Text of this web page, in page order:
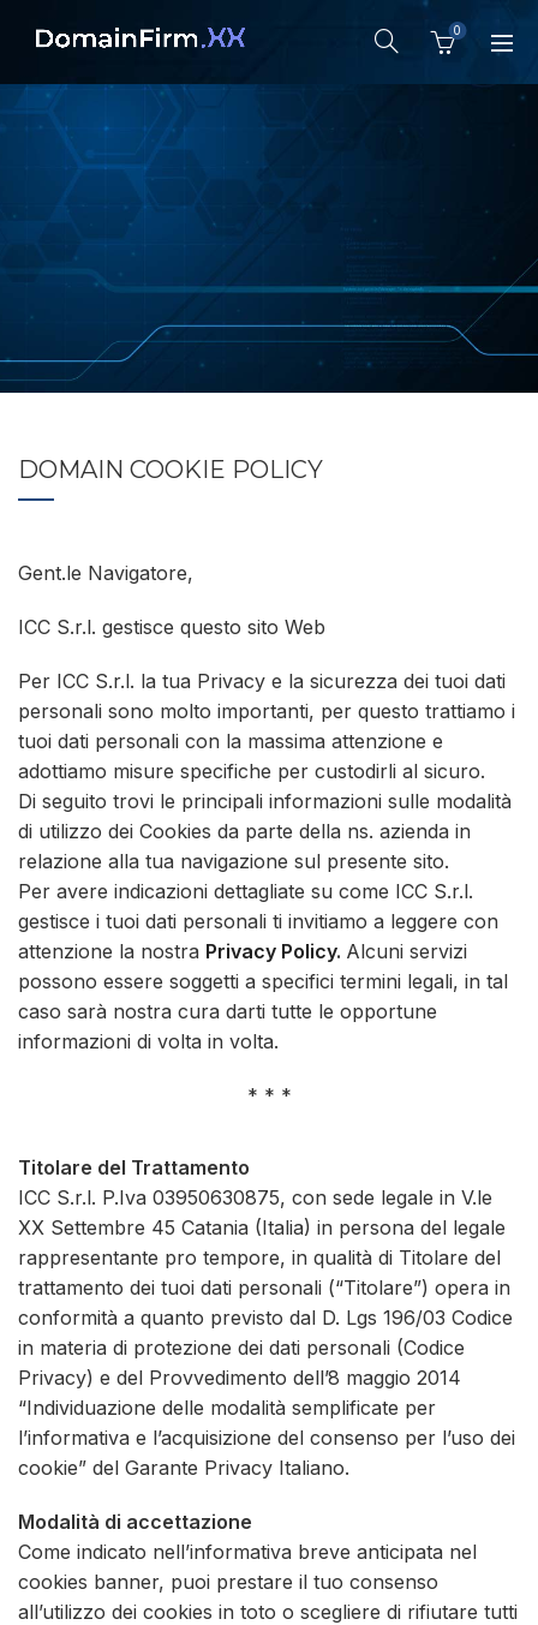
0
DOMAIN COOKIE POLICY
Gent.le Navigatore,
ICC S.r.l. gestisce questo sito Web
Per ICC S.r.l. la tua Privacy e la sicurezza dei tuoi dati
personali sono molto importanti, per questo trattiamo i
tuoi dati personali con la massima attenzione e
adottiamo misure specifiche per custodirli al sicuro.
Di seguito trovi le principali informazioni sulle modalità
di utilizzo dei Cookies da parte della ns. azienda in
relazione alla tua navigazione sul presente sito.
Per avere indicazioni dettagliate su come ICC S.r.l.
gestisce i tuoi dati personali ti invitiamo a leggere con
attenzione la nostra Privacy Policy. Alcuni servizi
possono essere soggetti a specifici termini legali, in tal
caso sarà nostra cura darti tutte le opportune
informazioni di volta in volta.
* * *
Titolare del Trattamento
ICC S.r.l. P.Iva 03950630875, con sede legale in V.le
XX Settembre 45 Catania (Italia) in persona del legale
rappresentante pro tempore, in qualità di Titolare del
trattamento dei tuoi dati personali (“Titolare”) opera in
conformità a quanto previsto dal D. Lgs 196/03 Codice
in materia di protezione dei dati personali (Codice
Privacy) e del Provvedimento dell’8 maggio 2014
“Individuazione delle modalità semplificate per
l’informativa e l’acquisizione del consenso per l’uso dei
cookie” del Garante Privacy Italiano.
Modalità di accettazione
Come indicato nell’informativa breve anticipata nel
cookies banner, puoi prestare il tuo consenso
all’utilizzo dei cookies in toto o scegliere di rifiutare tutti